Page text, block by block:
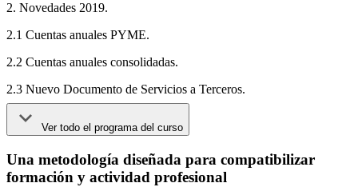
2. Novedades 2019.
2.1 Cuentas anuales PYME.
2.2 Cuentas anuales consolidadas.
2.3 Nuevo Documento de Servicios a Terceros.
Ver todo el programa del curso
Una metodología diseñada para compatibilizar
formación y actividad profesional